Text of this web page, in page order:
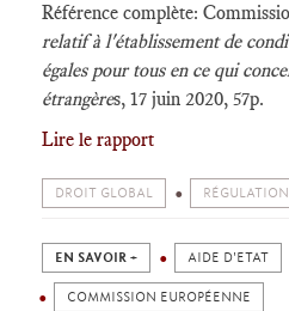
Référence complète:
relatif à l'établissement de
égales pour tous en ce qui
étrangères, 17 juin 2020, 57p.
Lire le rapport
DROIT GLOBAL
EN SAVOIR + AIDE D'ETAT
COMMISSION EUROPÉENNE